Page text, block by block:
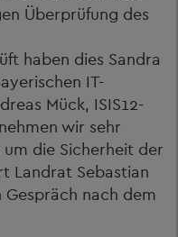
Überprüfung des
haben dies Sandra
IT-
Mück, ISIS12-
wir sehr
die Sicherheit der
Landrat Sebastian
nach dem